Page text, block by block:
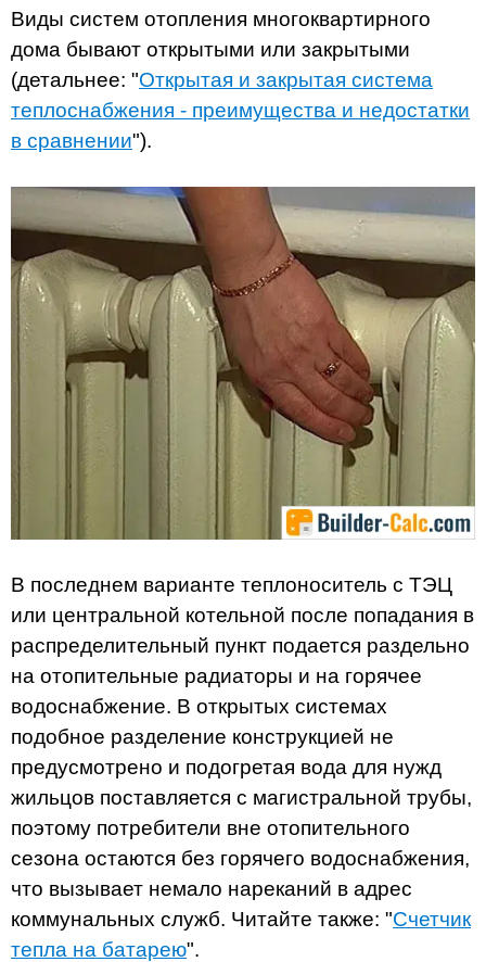
Виды систем отопления многоквартирного
дома бывают открытыми или закрытыми
(детальнее: "Открытая и закрытая система
теплоснабжения - преимущества и недостатки
в сравнении").
В последнем варианте теплоноситель с ТЭЦ
или центральной котельной после попадания в
распределительный пункт подается раздельно
на отопительные радиаторы и на горячее
водоснабжение. В открытых системах
подобное разделение конструкцией не
предусмотрено и подогретая вода для нужд
жильцов поставляется с магистральной трубы,
поэтому потребители вне отопительного
сезона остаются без горячего водоснабжения,
что вызывает немало нареканий в адрес
коммунальных служб. Читайте также: "Счетчик
тепла на батарею".